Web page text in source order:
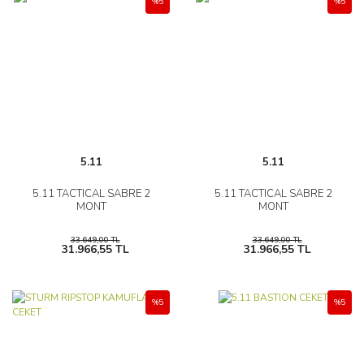
5.11
5.11 TACTICAL SABRE 2
MONT
33.649,00 TL
31.966,55 TL
5.11
5.11 TACTICAL SABRE 2
MONT
33.649,00 TL
31.966,55 TL
%5 %5